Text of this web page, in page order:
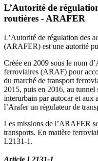
L’Autorité de
routières - ARAFER
L’Autorité de régulation des
(ARAFER) est une autorité
Créée en 2009 sous le nom
ferroviaires (ARAF) pour
du marché de transport
2015, puis en 2016, au
interurbain par autocar et aux
l’Arafer un régulateur de
Les missions de l’ARAFER
transports. En matière
L2131-1.
Article L2131-1